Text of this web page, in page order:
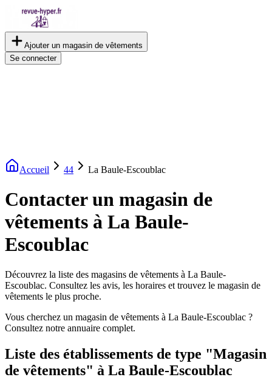
Ajouter un magasin de vêtements
Se connecter
Accueil 44 La Baule-Escoublac
Contacter un magasin de
vêtements à La Baule-
Escoublac
Découvrez la liste des magasins de vêtements à La Baule-
Escoublac. Consultez les avis, les horaires et trouvez le magasin de
vêtements le plus proche.
Vous cherchez un magasin de vêtements à La Baule-Escoublac ?
Consultez notre annuaire complet.
Liste des établissements de type "Magasin
de vêtements" à La Baule-Escoublac